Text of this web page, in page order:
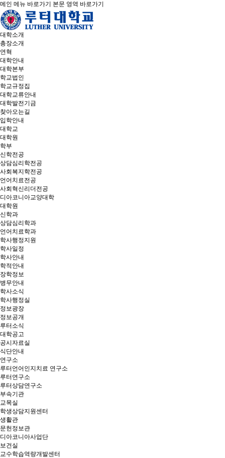
메인 메뉴 바로가기 본문 영역 바로가기
대학소개
총장소개
연혁
대학안내
대학본부
학교법인
학교규정집
대학교류안내
대학발전기금
찾아오는길
입학안내
대학교
대학원
학부
신학전공
상담심리학전공
사회복지학전공
언어치료전공
사회혁신리더전공
디아코니아교양대학
대학원
신학과
상담심리학과
언어치료학과
학사행정지원
학사일정
학사안내
학적안내
장학정보
병무안내
학사소식
학사행정실
정보광장
정보공개
루터소식
대학공고
공시자료실
식단안내
연구소
루터언어인지치료 연구소
루터연구소
루터상담연구소
부속기관
교목실
학생상담지원센터
생활관
문헌정보관
디아코니아사업단
보건실
교수학습역량개발센터